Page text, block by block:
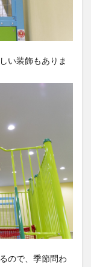
い装飾もありま
ので、季節問わ